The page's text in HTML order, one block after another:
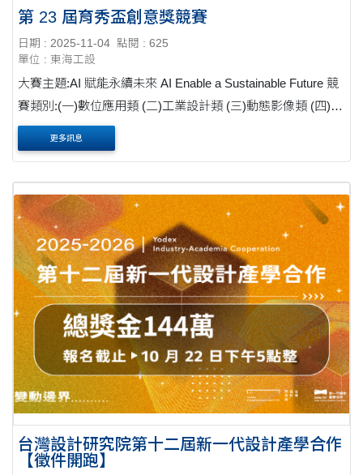
第 23 屆育秀盃創意獎競賽
日期 : 2025-11-04 點閱 : 625
單位 : 東海工設
大賽主題:AI 賦能永續未來 AI Enable a Sustainable Future 競
賽類別:(一)數位應用類 (二)工業設計類 (三)動態影像類 (四)高
中職 AI 應用類 徵件對象凡具備全國大專校院(含碩博士)及高
中高職(含五專一~三年級)之在學學生(....
更多訊息
台灣設計研究院第十二屆新一代設計產學合作
【徵件開跑】